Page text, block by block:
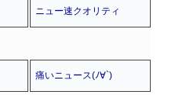
ニュー速クオリティ
痛いニュース(ﾉ∀`)